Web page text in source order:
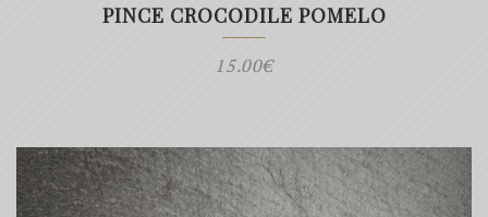
PINCE CROCODILE POMELO
15.00€